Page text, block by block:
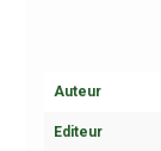
Auteur
Editeur